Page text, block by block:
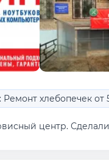
хлебопечек от
центр.